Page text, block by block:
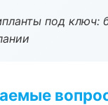
под ключ: